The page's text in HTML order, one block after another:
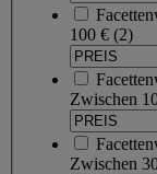
100 € (2)
Zwischen
Zwischen